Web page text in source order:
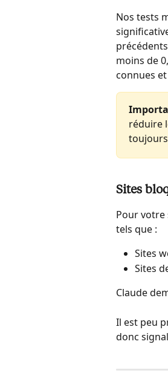
Nos tests
moins de
connues
réduire
Sites
Pour votre
tels que :
Sites
Sites
Claude
Il est peu
donc